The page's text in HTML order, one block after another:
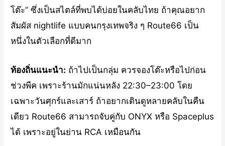
โต๊ะ” ซึ่งเป็นสไตล์ที่พบได้บ่อยในคลับไทย ถ้าคุณอยาก
สัมผัส nightlife แบบคนกรุงเทพจริง ๆ Route66 เป็น
หนึ่งในตัวเลือกที่ดีมาก
ท้องถิ่นแนะนำ: ถ้าไปเป็นกลุ่ม ควรจองโต๊ะหรือไปก่อน
ช่วงพีค เพราะร้านมักแน่นหลัง 22:30–23:00 โดย
เฉพาะวันศุกร์และเสาร์ ถ้าอยากเดินดูหลายคลับในคืน
เดียว Route66 สามารถจับคู่กับ ONYX หรือ Spaceplus
ได้ เพราะอยู่ในย่าน RCA เหมือนกัน